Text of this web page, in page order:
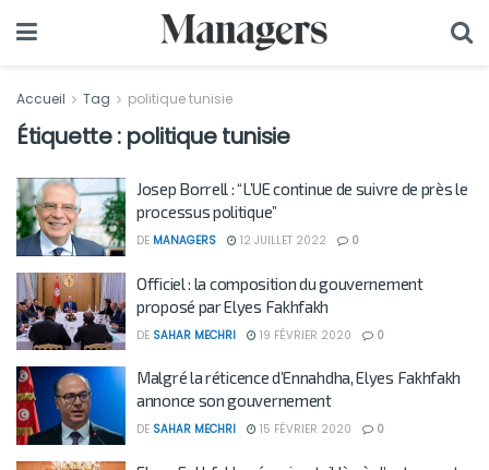
Accueil Tag politique tunisie
Étiquette : politique tunisie
Josep Borrell : “L’UE continue de suivre de près le
processus politique”
DE MANAGERS 12 JUILLET 2022 0
Officiel : la composition du gouvernement
proposé par Elyes Fakhfakh
DE SAHAR MECHRI 19 FÉVRIER 2020 0
Malgré la réticence d’Ennahdha, Elyes Fakhfakh
annonce son gouvernement
DE SAHAR MECHRI 15 FÉVRIER 2020 0